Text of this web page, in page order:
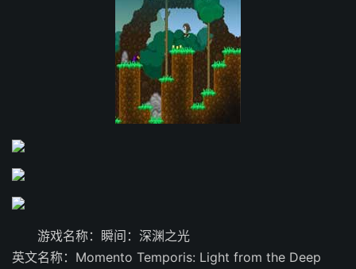
游戏名称：瞬间：深渊之光
英文名称：Momento Temporis: Light from the Deep